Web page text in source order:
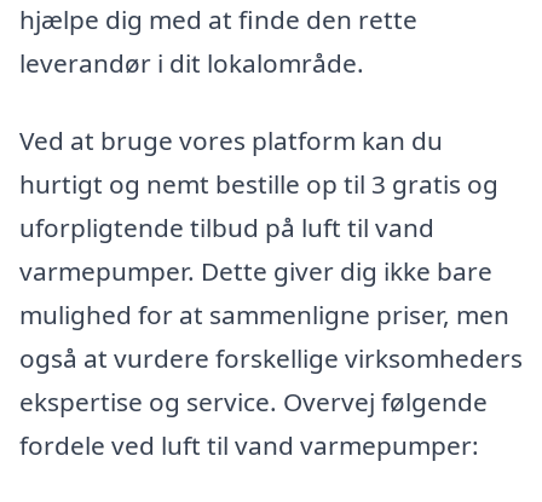
hjælpe dig med at finde den rette
leverandør i dit lokalområde.
Ved at bruge vores platform kan du
hurtigt og nemt bestille op til 3 gratis og
uforpligtende tilbud på luft til vand
varmepumper. Dette giver dig ikke bare
mulighed for at sammenligne priser, men
også at vurdere forskellige virksomheders
ekspertise og service. Overvej følgende
fordele ved luft til vand varmepumper: